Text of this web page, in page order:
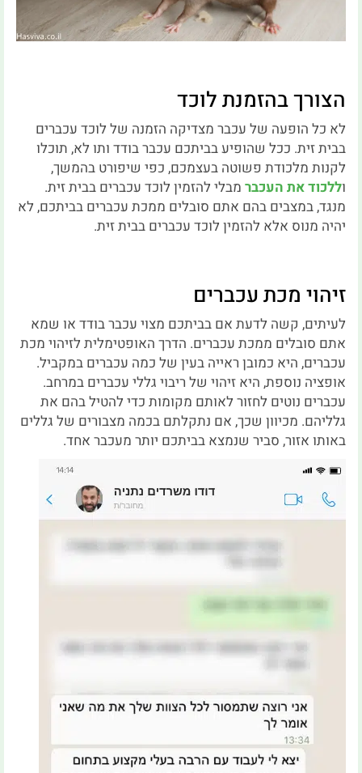
הצורך בהזמנת לוכד
לא כל הופעה של עכבר מצדיקה הזמנה של לוכד עכברים
בבית זית. ככל שהופיע בביתכם עכבר בודד ותו לא, תוכלו
לקנות מלכודת פשוטה בעצמכם, כפי שיפורט בהמשך,
וללכוד את העכבר מבלי להזמין לוכד עכברים בבית זית.
מנגד, במצבים בהם אתם סובלים ממכת עכברים בביתכם, לא
יהיה מנוס אלא להזמין לוכד עכברים בבית זית.
זיהוי מכת עכברים
לעיתים, קשה לדעת אם בביתכם מצוי עכבר בודד או שמא
אתם סובלים ממכת עכברים. הדרך האופטימלית לזיהוי מכת
עכברים, היא כמובן ראייה בעין של כמה עכברים במקביל.
אופציה נוספת, היא זיהוי של ריבוי גללי עכברים במרחב.
עכברים נוטים לחזור לאותם מקומות כדי להטיל בהם את
גלליהם. מכיוון שכך, אם נתקלתם בכמה מצבורים של גללים
באותו אזור, סביר שנמצא בביתכם יותר מעכבר אחד.